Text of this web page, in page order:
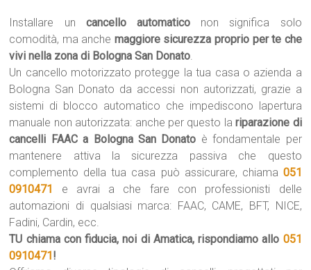
Installare un cancello automatico non significa solo
comodità, ma anche maggiore sicurezza proprio per te che
vivi nella zona di Bologna San Donato.
Un cancello motorizzato protegge la tua casa o azienda a
Bologna San Donato da accessi non autorizzati, grazie a
sistemi di blocco automatico che impediscono lapertura
manuale non autorizzata: anche per questo lariparazione di
cancelli FAAC a Bologna San Donato è fondamentale per
mantenere attiva la sicurezza passiva che questo
complemento della tua casa può assicurare, chiama 051
0910471
e avrai a che fare con professionisti delle
automazioni di qualsiasi marca: FAAC, CAME, BFT, NICE,
Fadini, Cardin, ecc.
TU chiama con fiducia, noi di Amatica, rispondiamo allo 051
0910471!